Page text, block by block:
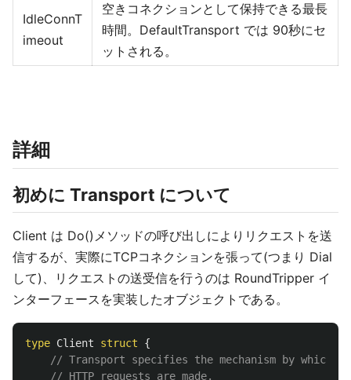
IdleConnT
imeout
空きコネクションとして保持できる最長
時間。DefaultTransport では 90秒にセ
ットされる。
詳細
初めに Transport について
Client は Do()メソッドの呼び出しによりリクエストを送
信するが、実際にTCPコネクションを張って(つまり Dial
して)、リクエストの送受信を行うのは RoundTripper イ
ンターフェースを実装したオブジェクトである。
type Client struct
{
// Transport specifies the mechanism by which
// HTTP requests are made.